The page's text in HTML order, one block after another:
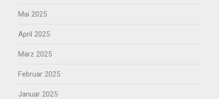
Mai 2025
April 2025
März 2025
Februar 2025
Januar 2025